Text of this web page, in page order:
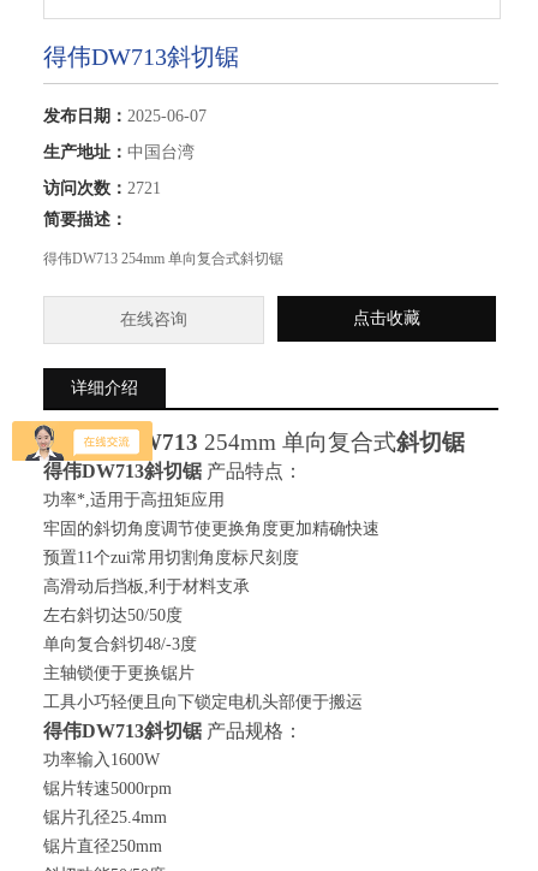
得伟DW713斜切锯
发布日期： 2025-06-07
生产地址： 中国台湾
访问次数： 2721
简要描述：
得伟DW713 254mm 单向复合式斜切锯
在线咨询 点击收藏
详细介绍
得伟DW713 254mm 单向复合式斜切锯
得伟DW713斜切锯 产品特点：
功率*,适用于高扭矩应用
牢固的斜切角度调节使更换角度更加精确快速
预置11个zui常用切割角度标尺刻度
高滑动后挡板,利于材料支承
左右斜切达50/50度
单向复合斜切48/-3度
主轴锁便于更换锯片
工具小巧轻便且向下锁定电机头部便于搬运
得伟DW713斜切锯 产品规格：
功率输入1600W
锯片转速5000rpm
锯片孔径25.4mm
锯片直径250mm